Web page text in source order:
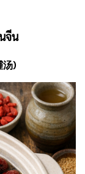
จีน
汤)